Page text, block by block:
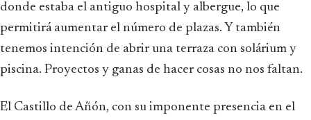
donde estaba el antiguo hospital y albergue, lo que
permitirá aumentar el número de plazas. Y también
tenemos intención de abrir una terraza con solárium y
piscina. Proyectos y ganas de hacer cosas no nos faltan.
El Castillo de Añón, con su imponente presencia en el